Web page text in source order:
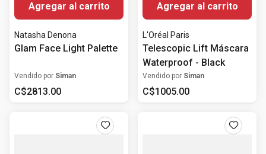
Agregar al carrito
Natasha Denona
Glam Face Light Palette
Vendido por Siman
C$2813.00
Agregar al carrito
L'Oréal Paris
Telescopic Lift Máscara
Waterproof - Black
Vendido por Siman
C$1005.00